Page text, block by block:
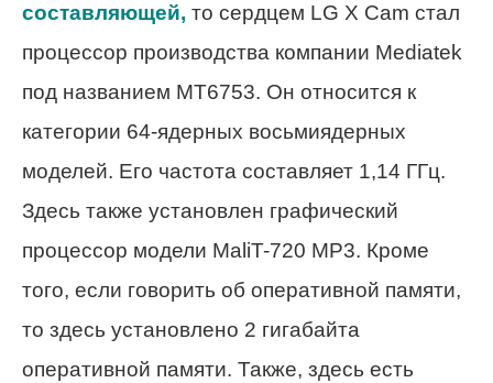
составляющей, то сердцем LG X Cam стал
процессор производства компании Mediatek
под названием MT6753. Он относится к
категории 64-ядерных восьмиядерных
моделей. Его частота составляет 1,14 ГГц.
Здесь также установлен графический
процессор модели MaliT-720 MP3. Кроме
того, если говорить об оперативной памяти,
то здесь установлено 2 гигабайта
оперативной памяти. Также, здесь есть